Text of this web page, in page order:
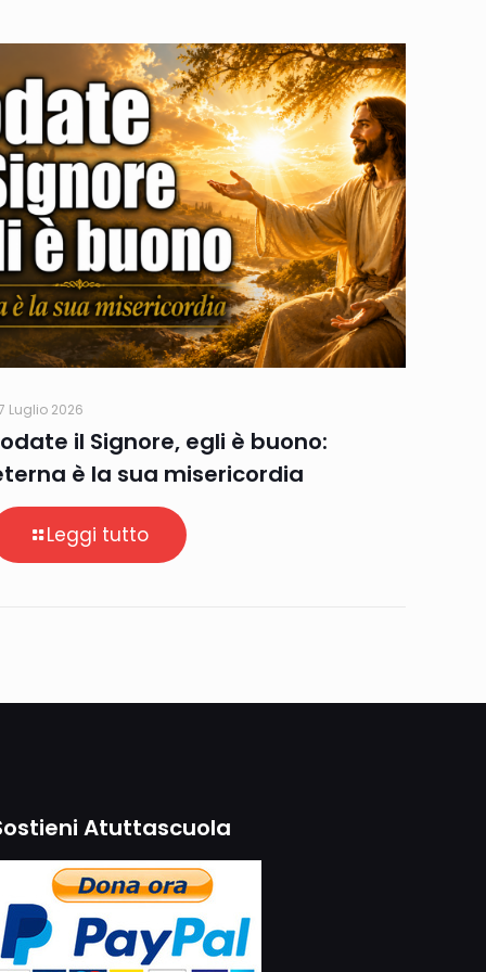
Luglio 2026
il Signore, egli è buono:
è la sua misericordia
Leggi tutto
Atuttascuola